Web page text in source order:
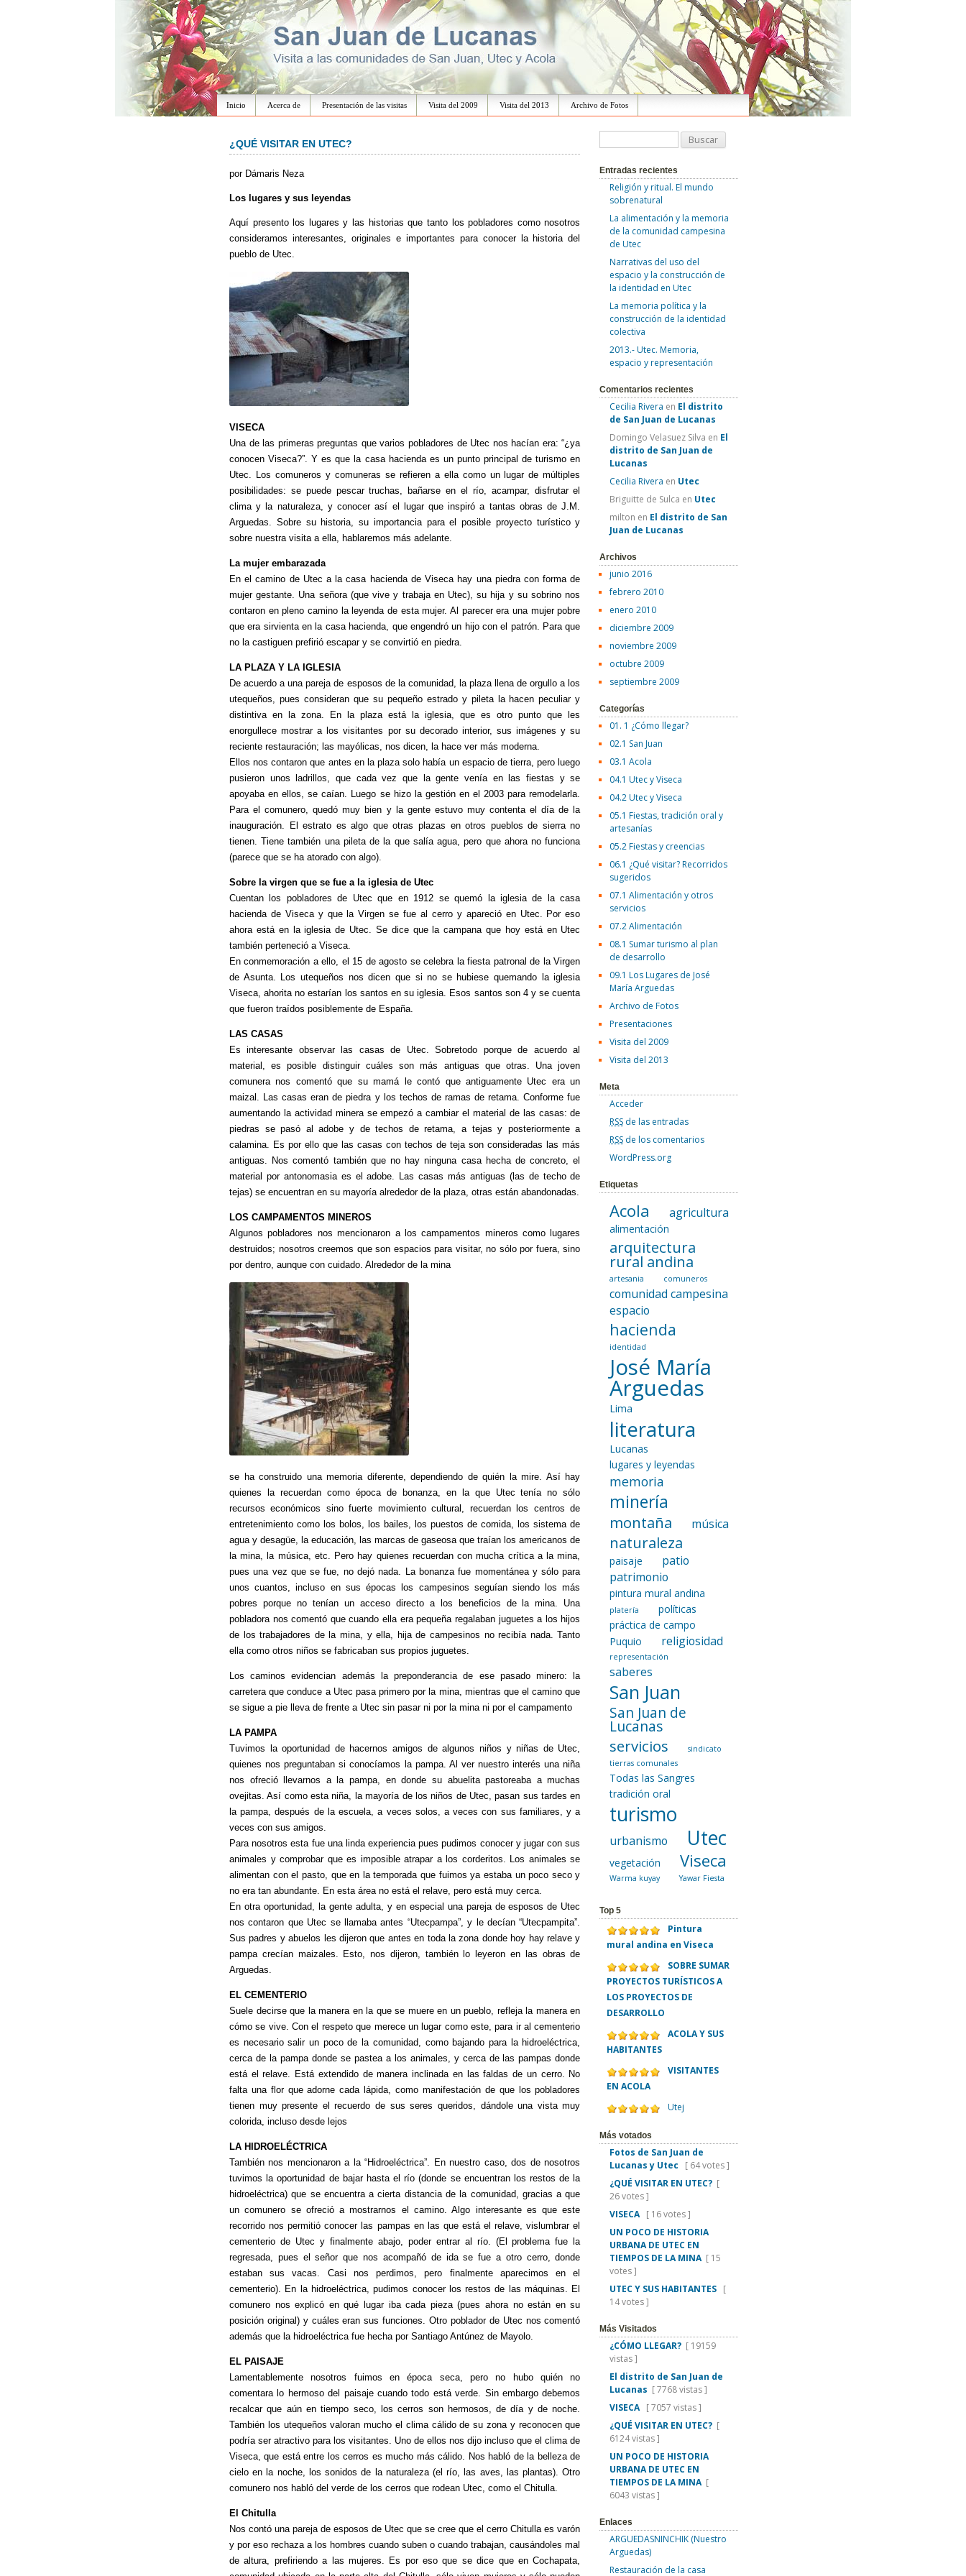
Ir
Inicio Acerca de Presentación de las visitas Visita del 2009 Visita del 2013 Archivo de Fotos
¿QUÉ VISITAR EN UTEC?
por Dámaris Neza
Los lugares y sus leyendas
Aquí presento los lugares y las historias que tanto los pobladores como nosotros
consideramos interesantes, originales e importantes para conocer la historia del
pueblo de Utec.
VISECA
Una de las primeras preguntas que varios pobladores de Utec nos hacían era: “¿ya
conocen Viseca?”. Y es que la casa hacienda es un punto principal de turismo en
Utec. Los comuneros y comuneras se refieren a ella como un lugar de múltiples
posibilidades: se puede pescar truchas, bañarse en el río, acampar, disfrutar el
clima y la naturaleza, y conocer así el lugar que inspiró a tantas obras de J.M.
Arguedas. Sobre su historia, su importancia para el posible proyecto turístico y
sobre nuestra visita a ella, hablaremos más adelante.
La mujer embarazada
En el camino de Utec a la casa hacienda de Viseca hay una piedra con forma de
mujer gestante. Una señora (que vive y trabaja en Utec), su hija y su sobrino nos
contaron en pleno camino la leyenda de esta mujer. Al parecer era una mujer pobre
que era sirvienta en la casa hacienda, que engendró un hijo con el patrón. Para que
no la castiguen prefirió escapar y se convirtió en piedra.
LA PLAZA Y LA IGLESIA
De acuerdo a una pareja de esposos de la comunidad, la plaza llena de orgullo a los
utequeños, pues consideran que su pequeño estrado y pileta la hacen peculiar y
distintiva en la zona. En la plaza está la iglesia, que es otro punto que les
enorgullece mostrar a los visitantes por su decorado interior, sus imágenes y su
reciente restauración; las mayólicas, nos dicen, la hace ver más moderna.
Ellos nos contaron que antes en la plaza solo había un espacio de tierra, pero luego
pusieron unos ladrillos, que cada vez que la gente venía en las fiestas y se
apoyaba en ellos, se caían. Luego se hizo la gestión en el 2003 para remodelarla.
Para el comunero, quedó muy bien y la gente estuvo muy contenta el día de la
inauguración. El estrato es algo que otras plazas en otros pueblos de sierra no
tienen. Tiene también una pileta de la que salía agua, pero que ahora no funciona
(parece que se ha atorado con algo).
Sobre la virgen que se fue a la iglesia de Utec
Cuentan los pobladores de Utec que en 1912 se quemó la iglesia de la casa
hacienda de Viseca y que la Virgen se fue al cerro y apareció en Utec. Por eso
ahora está en la iglesia de Utec. Se dice que la campana que hoy está en Utec
también perteneció a Viseca.
En conmemoración a ello, el 15 de agosto se celebra la fiesta patronal de la Virgen
de Asunta. Los utequeños nos dicen que si no se hubiese quemando la iglesia
Viseca, ahorita no estarían los santos en su iglesia. Esos santos son 4 y se cuenta
que fueron traídos posiblemente de España.
LAS CASAS
Es interesante observar las casas de Utec. Sobretodo porque de acuerdo al
material, es posible distinguir cuáles son más antiguas que otras. Una joven
comunera nos comentó que su mamá le contó que antiguamente Utec era un
maizal. Las casas eran de piedra y los techos de ramas de retama. Conforme fue
aumentando la actividad minera se empezó a cambiar el material de las casas: de
piedras se pasó al adobe y de techos de retama, a tejas y posteriormente a
calamina. Es por ello que las casas con techos de teja son consideradas las más
antiguas. Nos comentó también que no hay ninguna casa hecha de concreto, el
material por antonomasia es el adobe. Las casas más antiguas (las de techo de
tejas) se encuentran en su mayoría alrededor de la plaza, otras están abandonadas.
LOS CAMPAMENTOS MINEROS
Algunos pobladores nos mencionaron a los campamentos mineros como lugares
destruidos; nosotros creemos que son espacios para visitar, no sólo por fuera, sino
por dentro, aunque con cuidado. Alrededor de la mina
se ha construido una memoria diferente, dependiendo de quién la mire. Así hay
quienes la recuerdan como época de bonanza, en la que Utec tenía no sólo
recursos económicos sino fuerte movimiento cultural, recuerdan los centros de
entretenimiento como los bolos, los bailes, los puestos de comida, los sistema de
agua y desagüe, la educación, las marcas de gaseosa que traían los americanos de
la mina, la música, etc. Pero hay quienes recuerdan con mucha crítica a la mina,
pues una vez que se fue, no dejó nada. La bonanza fue momentánea y sólo para
unos cuantos, incluso en sus épocas los campesinos seguían siendo los más
pobres porque no tenían un acceso directo a los beneficios de la mina. Una
pobladora nos comentó que cuando ella era pequeña regalaban juguetes a los hijos
de los trabajadores de la mina, y ella, hija de campesinos no recibía nada. Tanto
ella como otros niños se fabricaban sus propios juguetes.
Los caminos evidencian además la preponderancia de ese pasado minero: la
carretera que conduce a Utec pasa primero por la mina, mientras que el camino que
se sigue a pie lleva de frente a Utec sin pasar ni por la mina ni por el campamento
LA PAMPA
Tuvimos la oportunidad de hacernos amigos de algunos niños y niñas de Utec,
quienes nos preguntaban si conocíamos la pampa. Al ver nuestro interés una niña
nos ofreció llevarnos a la pampa, en donde su abuelita pastoreaba a muchas
ovejitas. Así como esta niña, la mayoría de los niños de Utec, pasan sus tardes en
la pampa, después de la escuela, a veces solos, a veces con sus familiares, y a
veces con sus amigos.
Para nosotros esta fue una linda experiencia pues pudimos conocer y jugar con sus
animales y comprobar que es imposible atrapar a los corderitos. Los animales se
alimentan con el pasto, que en la temporada que fuimos ya estaba un poco seco y
no era tan abundante. En esta área no está el relave, pero está muy cerca.
En otra oportunidad, la gente adulta, y en especial una pareja de esposos de Utec
nos contaron que Utec se llamaba antes “Utecpampa”, y le decían “Utecpampita”.
Sus padres y abuelos les dijeron que antes en toda la zona donde hoy hay relave y
pampa crecían maizales. Esto, nos dijeron, también lo leyeron en las obras de
Arguedas.
EL CEMENTERIO
Suele decirse que la manera en la que se muere en un pueblo, refleja la manera en
cómo se vive. Con el respeto que merece un lugar como este, para ir al cementerio
es necesario salir un poco de la comunidad, como bajando para la hidroeléctrica,
cerca de la pampa donde se pastea a los animales, y cerca de las pampas donde
está el relave. Está extendido de manera inclinada en las faldas de un cerro. No
falta una flor que adorne cada lápida, como manifestación de que los pobladores
tienen muy presente el recuerdo de sus seres queridos, dándole una vista muy
colorida, incluso desde lejos
LA HIDROELÉCTRICA
También nos mencionaron a la “Hidroeléctrica”. En nuestro caso, dos de nosotros
tuvimos la oportunidad de bajar hasta el río (donde se encuentran los restos de la
hidroeléctrica) que se encuentra a cierta distancia de la comunidad, gracias a que
un comunero se ofreció a mostrarnos el camino. Algo interesante es que este
recorrido nos permitió conocer las pampas en las que está el relave, vislumbrar el
cementerio de Utec y finalmente abajo, poder entrar al río. (El problema fue la
regresada, pues el señor que nos acompañó de ida se fue a otro cerro, donde
estaban sus vacas. Casi nos perdimos, pero finalmente aparecimos en el
cementerio). En la hidroeléctrica, pudimos conocer los restos de las máquinas. El
comunero nos explicó en qué lugar iba cada pieza (pues ahora no están en su
posición original) y cuáles eran sus funciones. Otro poblador de Utec nos comentó
además que la hidroeléctrica fue hecha por Santiago Antúnez de Mayolo.
EL PAISAJE
Lamentablemente nosotros fuimos en época seca, pero no hubo quién no
comentara lo hermoso del paisaje cuando todo está verde. Sin embargo debemos
recalcar que aún en tiempo seco, los cerros son hermosos, de día y de noche.
También los utequeños valoran mucho el clima cálido de su zona y reconocen que
podría ser atractivo para los visitantes. Uno de ellos nos dijo incluso que el clima de
Viseca, que está entre los cerros es mucho más cálido. Nos habló de la belleza de
cielo en la noche, los sonidos de la naturaleza (el río, las aves, las plantas). Otro
comunero nos habló del verde de los cerros que rodean Utec, como el Chitulla.
El Chitulla
Nos contó una pareja de esposos de Utec que se cree que el cerro Chitulla es varón
y por eso rechaza a los hombres cuando suben o cuando trabajan, causándoles mal
de altura, prefiriendo a las mujeres. Es por eso que se dice que en Cochapata,
sEntradas recientes
Religión y ritual. El mundo
sobrenatural
La alimentación y la memoria
de la comunidad campesina
de Utec
Narrativas del uso del
espacio y la construcción de
la identidad en Utec
La memoria política y la
construcción de la identidad
colectiva
2013.- Utec. Memoria,
espacio y representación
Comentarios recientes
Cecilia Rivera en El distrito
de San Juan de Lucanas
Domingo Velasuez Silva en El
distrito de San Juan de
Lucanas
Cecilia Rivera en Utec
Briguitte de Sulca en Utec
milton en El distrito de San
Juan de Lucanas
Archivos
junio 2016
febrero 2010
enero 2010
diciembre 2009
noviembre 2009
octubre 2009
septiembre 2009
Categorías
01. 1 ¿Cómo llegar?
02.1 San Juan
03.1 Acola
04.1 Utec y Viseca
04.2 Utec y Viseca
05.1 Fiestas, tradición oral y
artesanías
05.2 Fiestas y creencias
06.1 ¿Qué visitar? Recorridos
sugeridos
07.1 Alimentación y otros
servicios
07.2 Alimentación
08.1 Sumar turismo al plan
de desarrollo
09.1 Los Lugares de José
María Arguedas
Archivo de Fotos
Presentaciones
Visita del 2009
Visita del 2013
Meta
Acceder
RSS de las entradas
RSS de los comentarios
WordPress.org
Etiquetas
Acola agricultura
alimentación
arquitectura
rural andina
artesania comuneros
comunidad campesina
espacio
hacienda
identidad
José María
Arguedas
Lima
literatura
Lucanas
lugares y leyendas
memoria
minería
montaña música
naturaleza
paisaje
patio
patrimonio
pintura mural andina
platería
políticas
práctica de campo
Puquio
religiosidad
representación
saberes
San Juan
San Juan de
Lucanas
servicios
sindicato
tierras comunales
Todas las Sangres
tradición oral
turismo
urbanismo Utec
vegetación Viseca
Warma kuyay Yawar Fiesta
Top 5
Pintura
mural andina en Viseca
SOBRE SUMAR
PROYECTOS TURÍSTICOS A
LOS PROYECTOS DE
DESARROLLO
ACOLA Y SUS
HABITANTES
VISITANTES
EN ACOLA
Utej
Más votados
Fotos de San Juan de
Lucanas y Utec
[ 64 votes ]
¿QUÉ VISITAR EN UTEC? [
26 votes ]
VISECA [ 16 votes ]
UN POCO DE HISTORIA
URBANA DE UTEC EN
TIEMPOS DE LA MINA[ 15
votes ]
UTEC Y SUS HABITANTES [
14 votes ]
Más Visitados
¿CÓMO LLEGAR? [ 19159
vistas ]
El distrito de San Juan de
Lucanas [ 7768 vistas ]
VISECA [ 7057 vistas ]
¿QUÉ VISITAR EN UTEC? [
6124 vistas ]
UN POCO DE HISTORIA
URBANA DE UTEC EN
TIEMPOS DE LA MINA[
6043 vistas ]
Enlaces
ARGUEDASNINCHIK (Nuestro
Arguedas)
Restauración de la casa